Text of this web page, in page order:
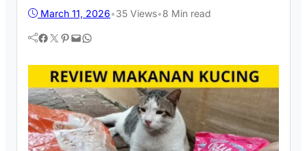
March 11, 2026•35 Views•8 Min read
Facebook Twitter Pinterest Mail WhatsApp